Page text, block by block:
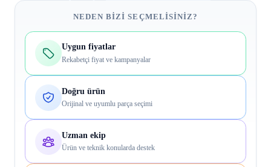
NEDEN BIZI SEÇMELISINIZ?
Uygun fiyatlar
Rekabetçi fiyat ve kampanyalar
Doğru ürün
Orijinal ve uyumlu parça seçimi
Uzman ekip
Ürün ve teknik konularda destek